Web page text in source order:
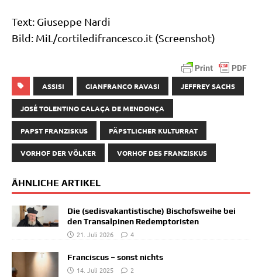
Text: Giu­sep­pe Nar­di
Bild: MiL/cortiledifrancesco.it (Screen­shot)
ASSISI GIANFRANCO RAVASI JEFFREY SACHS
JOSÉ TOLENTINO CALAÇA DE MENDONÇA
PAPST FRANZISKUS PÄPSTLICHER KULTURRAT
VORHOF DER VÖLKER VORHOF DES FRANZISKUS
ÄHNLICHE ARTIKEL
Die (sedisvakantistische) Bischofsweihe bei
den Transalpinen Redemptoristen
21. Juli 2026
4
Franciscus – sonst nichts
14. Juli 2025
2